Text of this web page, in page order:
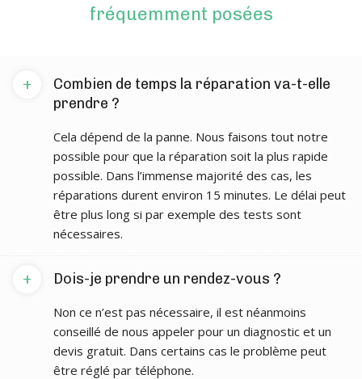
fréquemment posées
Combien de temps la réparation va-t-elle
prendre ?
+
Cela dépend de la panne. Nous faisons tout notre
possible pour que la réparation soit la plus rapide
possible. Dans l’immense majorité des cas, les
réparations durent environ 15 minutes. Le délai peut
être plus long si par exemple des tests sont
nécessaires.
Dois-je prendre un rendez-vous ?
+
Non ce n’est pas nécessaire, il est néanmoins
conseillé de nous appeler pour un diagnostic et un
devis gratuit. Dans certains cas le problème peut
être réglé par téléphone.